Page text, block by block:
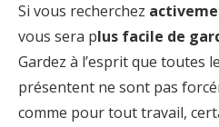
Si vous recherchez
vous sera plus facile de
Gardez à l’esprit que toutes
présentent ne sont pas
comme pour tout travail,